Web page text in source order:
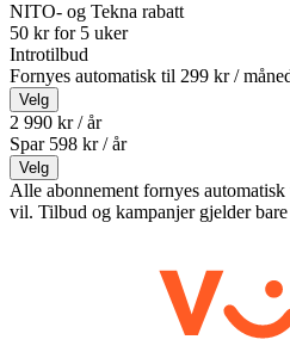
NITO- og Tekna rabatt
50 kr for 5 uker
Introtilbud
Fornyes automatisk til 299 kr /
Velg
2 990 kr / år
Spar 598 kr /år
Velg
Alle abonnement fornyes
vil. Tilbud og kampanjer gjelder